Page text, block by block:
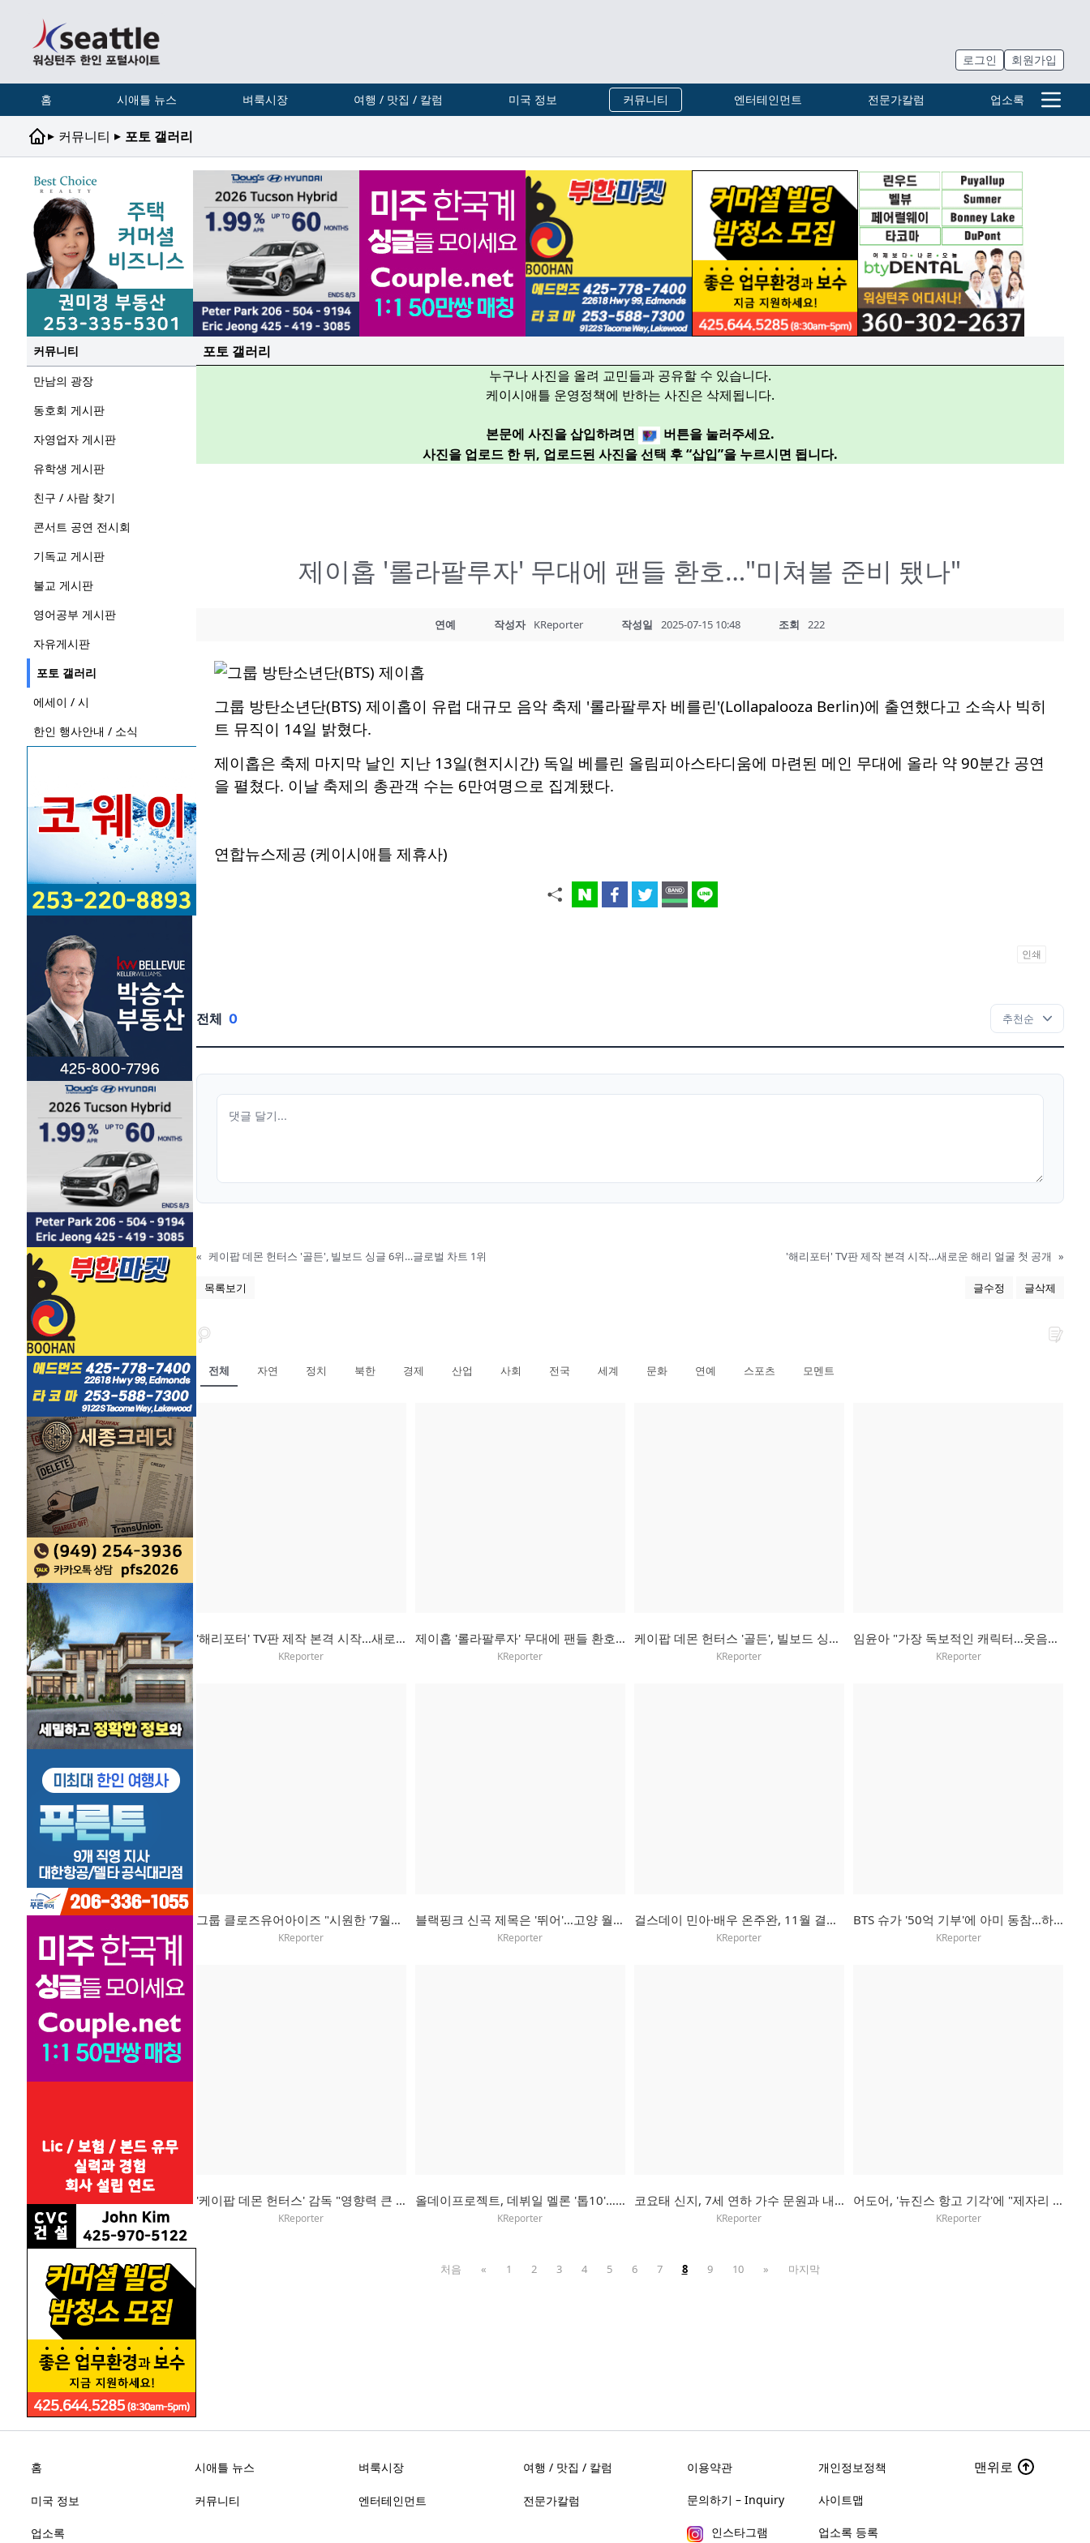
로그인 회원가입
홈 시애틀 뉴스 벼룩시장 여행 / 맛집 / 칼럼 미국 정보 커뮤니티 엔터테인먼트 전문가칼럼 업소록
▸ 커뮤니티 ▸ 포토 갤러리
커뮤니티
만남의 광장
동호회 게시판
자영업자 게시판
유학생 게시판
친구 / 사람 찾기
콘서트 공연 전시회
기독교 게시판
불교 게시판
영어공부 게시판
자유게시판
포토 갤러리
에세이 / 시
한인 행사안내 / 소식
포토 갤러리
누구나 사진을 올려 교민들과 공유할 수 있습니다.
케이시애틀 운영정책에 반하는 사진은 삭제됩니다.
본문에 사진을 삽입하려면
버튼을 눌러주세요.
사진을 업로드 한 뒤, 업로드된 사진을 선택 후 “삽입”을 누르시면 됩니다.
제이홉 '롤라팔루자' 무대에 팬들 환호…"미쳐볼 준비 됐나"
연예 작성자 KReporter 작성일 2025-07-15 10:48 조회 222
그룹 방탄소년단(BTS) 제이홉이 유럽 대규모 음악 축제 '롤라팔루자 베를린'(Lollapalooza Berlin)에 출연했다고 소속사 빅히
트 뮤직이 14일 밝혔다.
제이홉은 축제 마지막 날인 지난 13일(현지시간) 독일 베를린 올림피아스타디움에 마련된 메인 무대에 올라 약 90분간 공연
을 펼쳤다. 이날 축제의 총관객 수는 6만여명으로 집계됐다.
연합뉴스제공 (케이시애틀 제휴사)
인쇄
전체 0
« 케이팝 데몬 헌터스 '골든', 빌보드 싱글 6위…글로벌 차트 1위 '해리포터' TV판 제작 본격 시작…새로운 해리 얼굴 첫 공개 »
목록보기 글수정 글삭제
전체 자연 정치 북한 경제 산업 사회 전국 세계 문화 연예 스포츠 모멘트
'해리포터' TV판 제작 본격 시작…새로운 해리 얼굴 첫 공개
KReporter
제이홉 '롤라팔루자' 무대에 팬들 환호…"미쳐볼 준비 됐나"
KReporter
케이팝 데몬 헌터스 '골든', 빌보드 싱글 6위…글로벌 차트 1위
KReporter
임윤아 "가장 독보적인 캐릭터…웃음소리까지 연구했죠"
KReporter
그룹 클로즈유어아이즈 "시원한 '7월의 크리스마스'가 콘셉트"
KReporter
블랙핑크 신곡 제목은 '뛰어'…고양 월드투어 공연서 첫 무대
KReporter
걸스데이 민아·배우 온주완, 11월 결혼…"연인으로 사랑 키워"
KReporter
BTS 슈가 '50억 기부'에 아미 동참…하루 만에 2억 모여
KReporter
'케이팝 데몬 헌터스' 감독 "영향력 큰 한국 문화에서 영감"
KReporter
올데이프로젝트, 데뷔일 멜론 '톱10'…"혼성그룹 차별점 통했다"
KReporter
코요태 신지, 7세 연하 가수 문원과 내년 결혼…듀엣곡도 발표
KReporter
어도어, '뉴진스 항고 기각'에 "제자리 돌아와 활동하길"
KReporter
처음 « 1 2 3 4 5 6 7 8 9 10 » 마지막
홈 시애틀 뉴스 벼룩시장 여행 / 맛집 / 칼럼
미국 정보 커뮤니티 엔터테인먼트 전문가칼럼
업소록
이용약관 개인정보정책
문의하기 – Inquiry 사이트맵
인스타그램 업소록 등록
맨위로